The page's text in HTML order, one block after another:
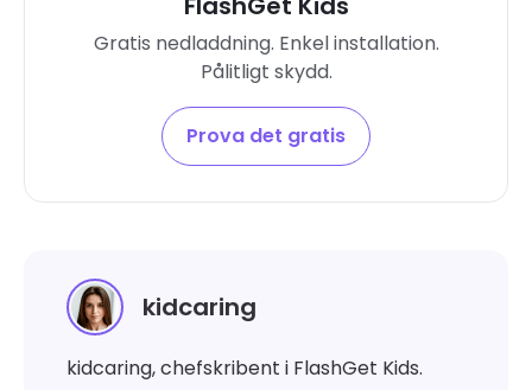
Gratis nedladdning. Enkel installation.
Pålitligt skydd.
Prova det gratis
kidcaring
kidcaring, chefskribent i FlashGet Kids.